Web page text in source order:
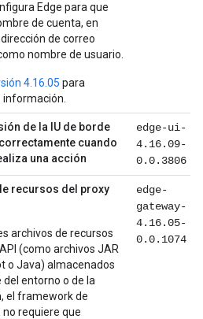
Edge para que
de cuenta, en
de correo
nombre de usuario.
4.16.05 para
de la IU de borde
cuando
una acción
edge-ui-
4.16.09-
0.0.3806
recursos del proxy
archivos de recursos
(como archivos JAR
o Java) almacenados
del entorno o de la
el framework de
no requiere que
edge-
gateway-
4.16.05-
0.0.1074